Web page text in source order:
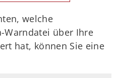
welche
Warndatei über Ihre
hat, können Sie eine